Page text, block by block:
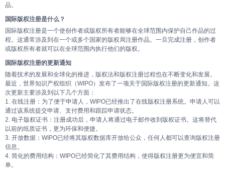
品。
国际版权注册是什么？
国际版权注册是一个使创作者或版权所有者能够在全球范围内保护自己作品的过
程。这通常涉及到在一个或多个国家的版权局注册作品。一旦完成注册，创作者
或版权所有者就可以在全球范围内执行他们的版权。
国际版权注册的更新通知
随着技术的发展和全球化的推进，版权法和版权注册过程也在不断变化和发展。
最近，世界知识产权组织（WIPO）发布了一项关于国际版权注册的更新通知。这
次更新主要涉及到以下几个方面：
1. 在线注册：为了便于申请人，WIPO已经推出了在线版权注册系统。申请人可以
通过该系统提交申请、支付费用和跟踪申请状态。
2. 电子版权证书：注册成功后，申请人将通过电子邮件收到版权证书。这将替代
以前的纸质证书，更为环保和便捷。
3. 开放数据：WIPO已经将其版权数据库开放给公众，任何人都可以查询版权注册
信息。
4. 简化的费用结构：WIPO已经简化了其费用结构，使得版权注册更为便宜和简
单。